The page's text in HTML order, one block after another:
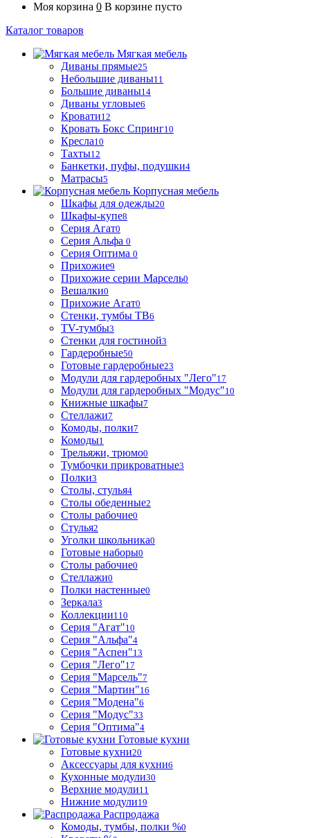
Моя корзина 0 В корзине пусто
Каталог товаров
Мягкая мебель
Диваны прямые25
Небольшие диваны11
Большие диваны14
Диваны угловые6
Кровати12
Кровать Бокс Спринг10
Кресла10
Тахты12
Банкетки, пуфы, подушки4
Матрасы5
Корпусная мебель
Шкафы для одежды20
Шкафы-купе8
Серия Агат0
Серия Альфа 0
Серия Оптима 0
Прихожие9
Прихожие серии Марсель0
Вешалки0
Прихожие Агат0
Стенки, тумбы ТВ6
TV-тумбы3
Стенки для гостиной3
Гардеробные50
Готовые гардеробные23
Модули для гардеробных "Лего"17
Модули для гардеробных "Модус"10
Книжные шкафы7
Стеллажи7
Комоды, полки7
Комоды1
Трельяжи, трюмо0
Тумбочки прикроватные3
Полки3
Столы, стулья4
Столы обеденные2
Столы рабочие0
Стулья2
Уголки школьника0
Готовые наборы0
Столы рабочие0
Стеллажи0
Полки настенные0
Зеркала3
Коллекции110
Серия "Агат"10
Серия "Альфа"4
Серия "Аспен"13
Серия "Лего"17
Серия "Марсель"7
Серия "Мартин"16
Серия "Модена"6
Серия "Модус"33
Серия "Оптима"4
Готовые кухни
Готовые кухни20
Аксессуары для кухни6
Кухонные модули30
Верхние модули11
Нижние модули19
Распродажа
Комоды, тумбы, полки %0